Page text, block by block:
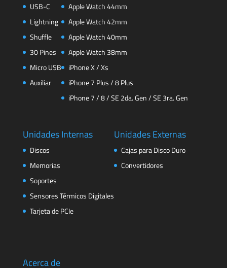
USB-C
Lightning
Shuffle
30 Pines
Micro USB
Auxiliar
Apple Watch 44mm
Apple Watch 42mm
Apple Watch 40mm
Apple Watch 38mm
iPhone X / Xs
iPhone 7 Plus / 8 Plus
iPhone 7 / 8 / SE 2da. Gen / SE 3ra. Gen
Unidades Internas
Discos
Memorias
Soportes
Sensores Térmicos Digitales
Tarjeta de PCIe
Unidades Externas
Cajas para Disco Duro
Convertidores
Acerca de